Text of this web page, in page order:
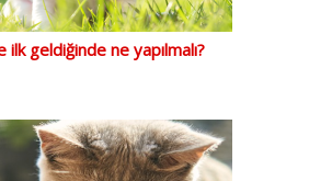
geldiğinde ne yapılmalı?